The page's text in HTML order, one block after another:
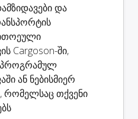
და
Cargoson-ში,
პროგრამულ
ან ნებისმიერ
რომელსაც თქვენი